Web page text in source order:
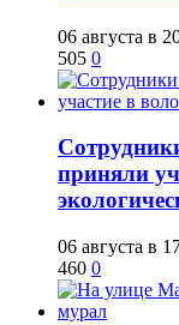
06 августа в
505 0
приняли
06 августа в
460 0